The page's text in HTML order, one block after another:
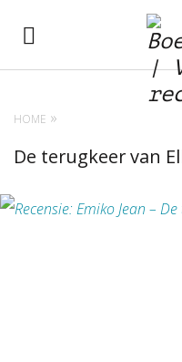
HOME
De terugkeer van